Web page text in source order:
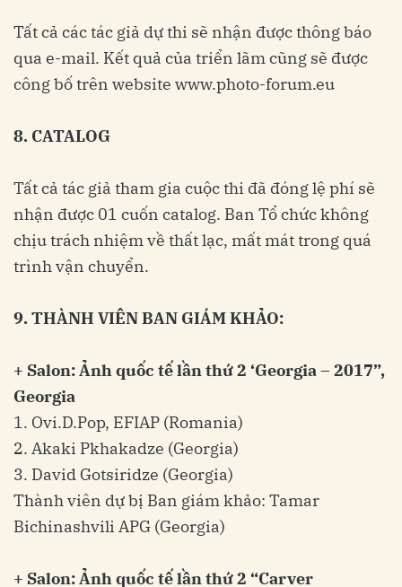
Tất cả các tác giả dự thi sẽ nhận được thông báo
qua e-mail. Kết quả của triển lãm cũng sẽ được
công bố trên website www.photo-forum.eu
8. CATALOG
Tất cả tác giả tham gia cuộc thi đã đóng lệ phí sẽ
nhận được 01 cuốn catalog. Ban Tổ chức không
chịu trách nhiệm về thất lạc, mất mát trong quá
trình vận chuyển.
9. THÀNH VIÊN BAN GIÁM KHẢO:
+ Salon: Ảnh quốc tế lần thứ 2 ‘Georgia – 2017”,
Georgia
1. Ovi.D.Pop, EFIAP (Romania)
2. Akaki Pkhakadze (Georgia)
3. David Gotsiridze (Georgia)
Thành viên dự bị Ban giám khảo: Tamar
Bichinashvili APG (Georgia)
+ Salon: Ảnh quốc tế lần thứ 2 “Carver